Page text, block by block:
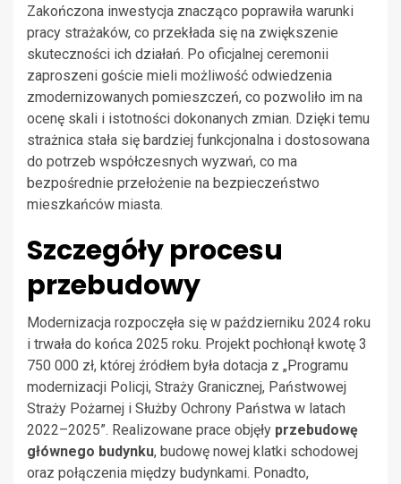
Zakończona inwestycja znacząco poprawiła warunki
pracy strażaków, co przekłada się na zwiększenie
skuteczności ich działań. Po oficjalnej ceremonii
zaproszeni goście mieli możliwość odwiedzenia
zmodernizowanych pomieszczeń, co pozwoliło im na
ocenę skali i istotności dokonanych zmian. Dzięki temu
strażnica stała się bardziej funkcjonalna i dostosowana
do potrzeb współczesnych wyzwań, co ma
bezpośrednie przełożenie na bezpieczeństwo
mieszkańców miasta.
Szczegóły procesu
przebudowy
Modernizacja rozpoczęła się w październiku 2024 roku
i trwała do końca 2025 roku. Projekt pochłonął kwotę 3
750 000 zł, której źródłem była dotacja z „Programu
modernizacji Policji, Straży Granicznej, Państwowej
Straży Pożarnej i Służby Ochrony Państwa w latach
2022–2025”. Realizowane prace objęły przebudowę
głównego budynku, budowę nowej klatki schodowej
oraz połączenia między budynkami. Ponadto,